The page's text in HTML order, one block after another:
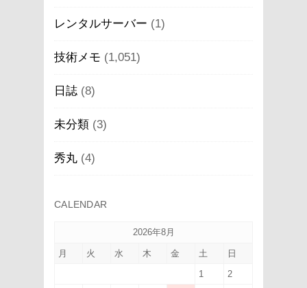
レンタルサーバー (1)
技術メモ (1,051)
日誌 (8)
未分類 (3)
秀丸 (4)
CALENDAR
2026年8月
月 火 水 木 金 土 日
1
2